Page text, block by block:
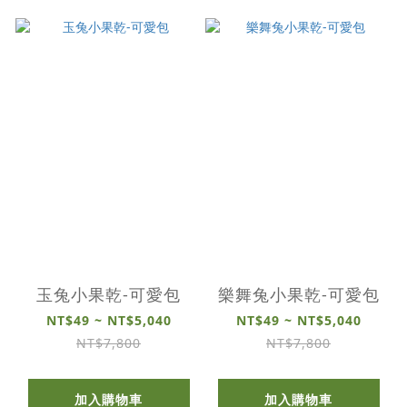
玉兔小果乾-可愛包
NT$49 ~ NT$5,040
NT$7,800
加入購物車
樂舞兔小果乾-可愛包
NT$49 ~ NT$5,040
NT$7,800
加入購物車